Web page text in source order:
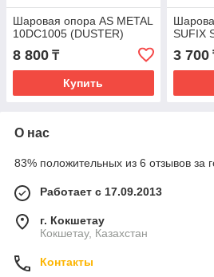
Шаровая опора AS METAL
10DC1005 (DUSTER)
8 800 ₸
Купить
SUFIX
3 700
О нас
83% положительных из 6 отзывов за
Работает с 17.09.2013
г. Кокшетау
Кокшетау, Казахстан
Контакты